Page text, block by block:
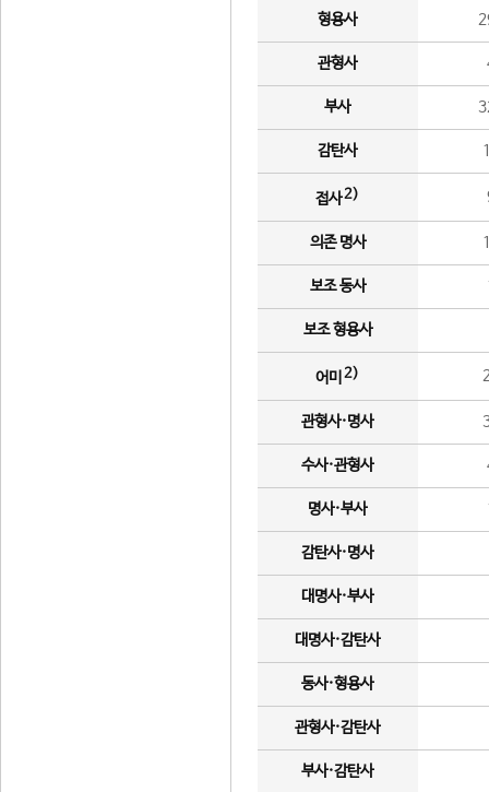
형용사
관형사
부사
감탄사
접사2)
의존 명사
보조 동사
보조 형용사
어미 2)
관형사·명사
수사·관형사
명사·부사
감탄사·명사
대명사·부사
대명사·감탄사
동사·형용사
관형사·감탄사
부사·감탄사